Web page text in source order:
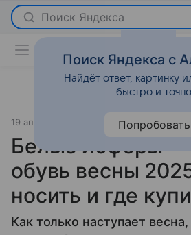
Поиск Яндекса
19 апреля 2025
Белые лоферы —
обувь весны
носить и где
Как только наступает
Поиск Яндекса с
Найдёт ответ, картинку
быстро и точно
Попробовать